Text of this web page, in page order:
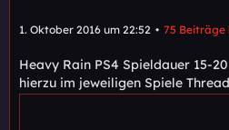
1. Oktober 2016 um 22:52 75 Beiträge
Heavy Rain PS4 Spieldauer 15-
hierzu im jeweiligen Spiele